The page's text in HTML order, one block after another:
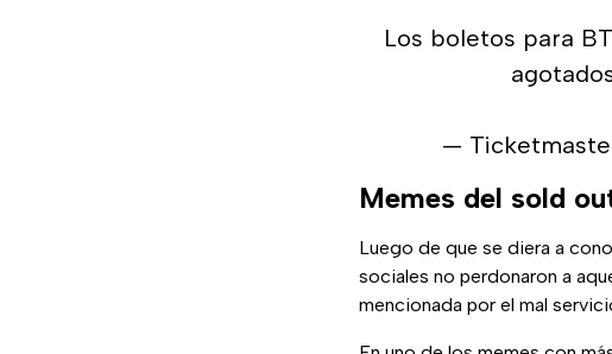
Los boletos para
—
Memes del sold
Luego de que se diera a
sociales no perdonaron a
mencionada por el mal